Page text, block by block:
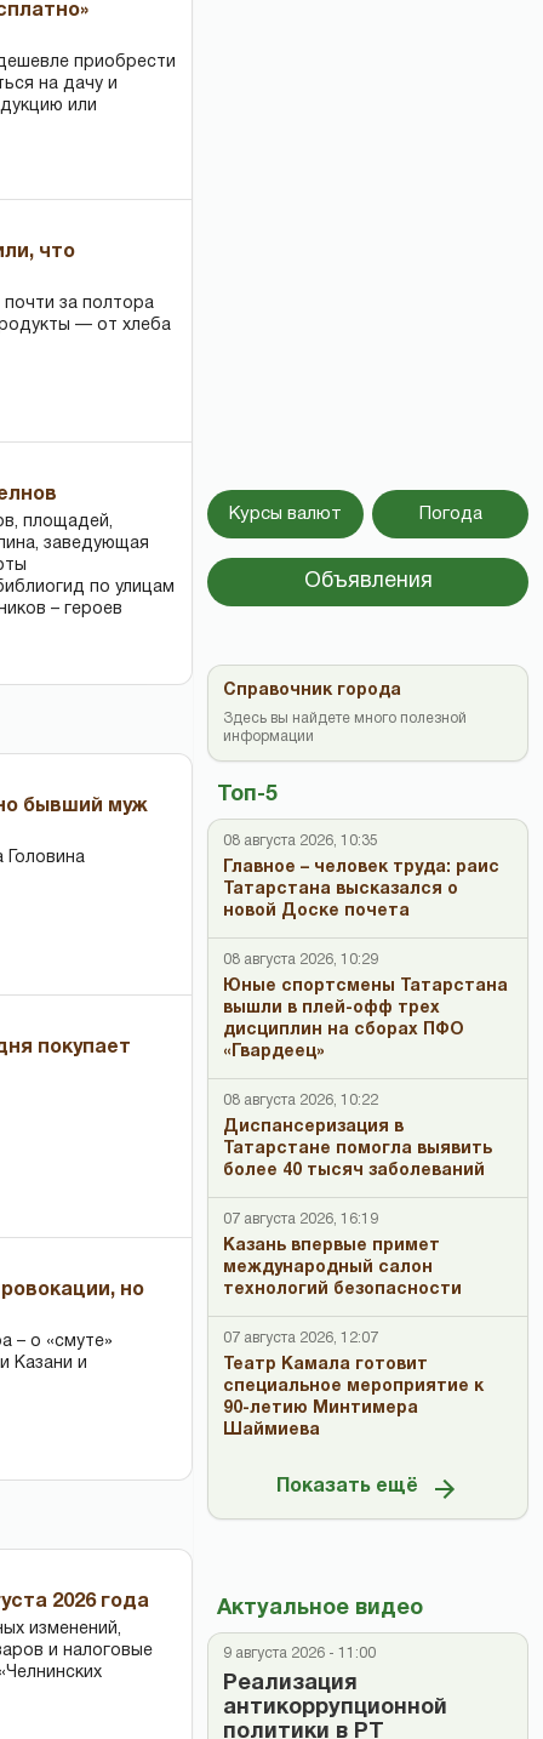
приобрести
на дачу и
или
что
почти за полтора
— от хлеба
площадей,
заведующая
по улицам
– героев
бывший муж
покупает
но
– о «смуте»
Казани и
2026 года
изменений,
и налоговые
Курсы валют Погода
Объявления
Топ-5
08 августа 2026, 10:35
Главное – человек труда: раис
Татарстана высказался о
новой Доске почета
08 августа 2026, 10:29
Юные спортсмены Татарстана
вышли в плей-офф трех
дисциплин на сборах ПФО
«Гвардеец»
08 августа 2026, 10:22
Диспансеризация в
Татарстане помогла выявить
более 40 тысяч заболеваний
07 августа 2026, 16:19
Казань впервые примет
международный салон
технологий безопасности
07 августа 2026, 12:07
Театр Камала готовит
специальное мероприятие к
90-летию Минтимера
Шаймиева
Показать ещё
Актуальное видео
9 августа 2026 - 11:00
Реализация
антикоррупционной
политики в РТ
Справочник города
Здесь вы найдете много полезной
информации